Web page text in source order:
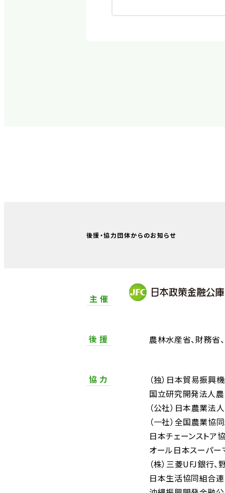
後援・協力団体からのお知らせ
主 催
後 援 農林水産省 財務省
協 力
（独）日本貿易振興
国立研究開発法人
（公社）日本農業法
（一社）全国農業協
日本チェーンストア
オール日本スーパー
（株）三菱UFJ銀行
日本生活協同組合